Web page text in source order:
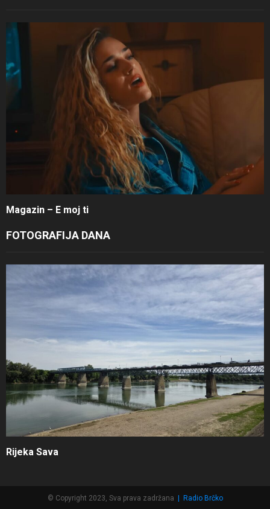
Magazin – E moj ti
FOTOGRAFIJA DANA
Rijeka Sava
© Copyright 2023, Sva prava zadržana Radio Brčko